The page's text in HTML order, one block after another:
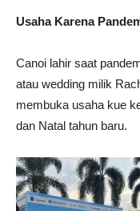
Usaha Karena
Canoi lahir saat
atau wedding milik
membuka usaha kue
dan Natal tahun baru.